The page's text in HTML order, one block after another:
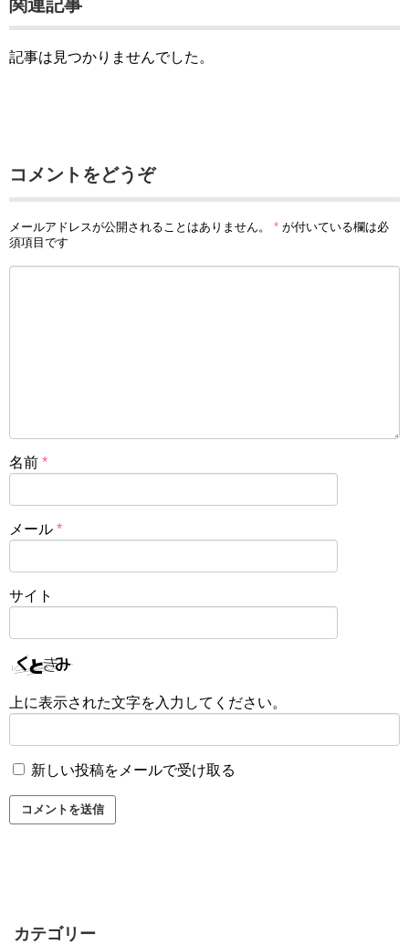
関連記事
記事は見つかりませんでした。
コメントをどうぞ
メールアドレスが公開されることはありません。 * が付いている欄は必
須項目です
名前 *
メール *
サイト
上に表示された文字を入力してください。
新しい投稿をメールで受け取る
カテゴリー